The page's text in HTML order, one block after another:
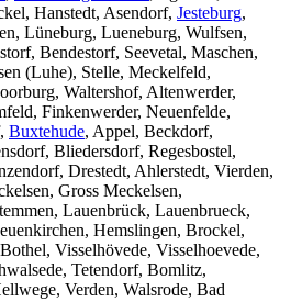
Hanstedt, Asendorf, Jesteburg,
Lüneburg, Lueneburg, Wulfsen,
Bendestorf, Seevetal, Maschen,
(Luhe), Stelle, Meckelfeld,
Waltershof, Altenwerder,
Finkenwerder, Neuenfelde,
Buxtehude, Appel, Beckdorf,
Bliedersdorf, Regesbostel,
Drestedt, Ahlerstedt, Vierden,
Gross Meckelsen,
Lauenbrück, Lauenbrueck,
Hemslingen, Brockel,
Visselhövede, Visselhoevede,
Tetendorf, Bomlitz,
Verden, Walsrode, Bad